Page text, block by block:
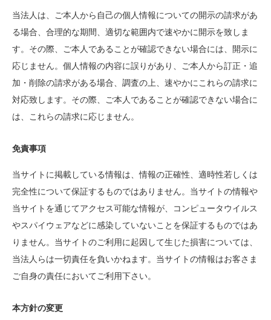
当法人は、ご本人から自己の個人情報についての開示の請求があ
る場合、合理的な期間、適切な範囲内で速やかに開示を致しま
す。その際、ご本人であることが確認できない場合には、開示に
応じません。個人情報の内容に誤りがあり、ご本人から訂正・追
加・削除の請求がある場合、調査の上、速やかにこれらの請求に
対応致します。その際、ご本人であることが確認できない場合に
は、これらの請求に応じません。
免責事項
当サイトに掲載している情報は、情報の正確性、適時性若しくは
完全性について保証するものではありません。当サイトの情報や
当サイトを通じてアクセス可能な情報が、コンピュータウイルス
やスパイウェアなどに感染していないことを保証するものではあ
りません。当サイトのご利用に起因して生じた損害については、
当法人らは一切責任を負いかねます。当サイトの情報はお客さま
ご自身の責任においてご利用下さい。
本方針の変更